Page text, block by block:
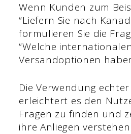
Wenn Kunden zum
“Liefern Sie nach
formulieren Sie die
“Welche internationalen
Versandoptionen haben
Die Verwendung
erleichtert es den
Fragen zu finden und
ihre Anliegen verstehen.